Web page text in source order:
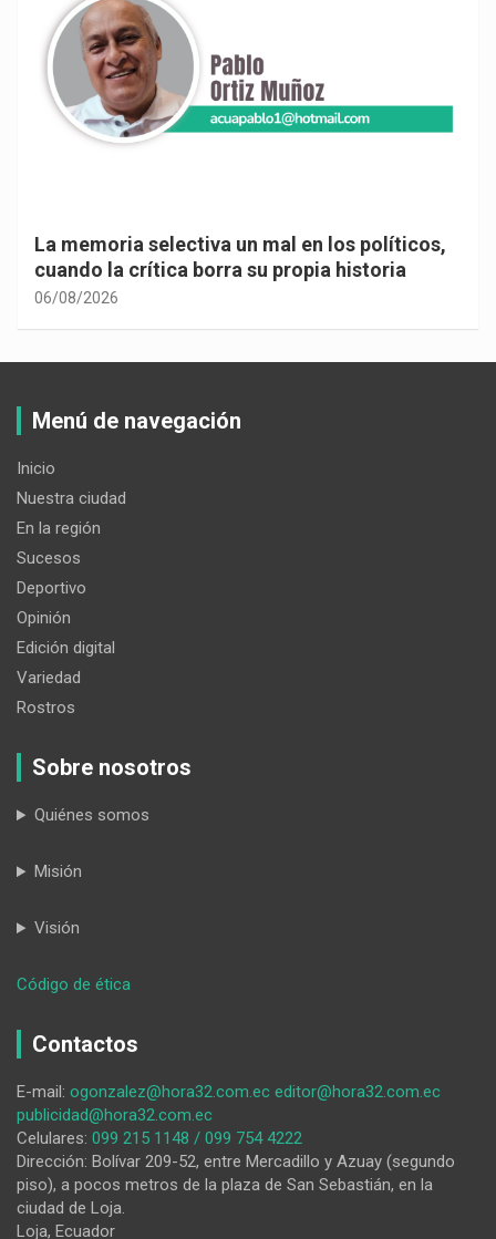
La memoria selectiva un mal en los políticos,
cuando la crítica borra su propia historia
06/08/2026
Menú de navegación
Inicio
Nuestra ciudad
En la región
Sucesos
Deportivo
Opinión
Edición digital
Variedad
Rostros
Sobre nosotros
Quiénes somos
Misión
Visión
Código de ética
invita
donar
productos
de
higiene
para
Contactos
E-mail: ogonzalez@hora32.com.ec editor@hora32.com.ec
publicidad@hora32.com.ec
Celulares: 099 215 1148 / 099 754 4222
Dirección: Bolívar 209-52, entre Mercadillo y Azuay (segundo
piso), a pocos metros de la plaza de San Sebastián, en la
ciudad de Loja.
Loja, Ecuador